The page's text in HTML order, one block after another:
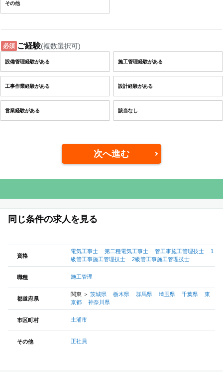
その他
必須 ご経験(複数選択可)
設備管理経験がある 施工管理経験がある
工事作業経験がある 設計経験がある
営業経験がある 該当なし
次へ進む
同じ条件の求人を見る
資格
電気工事士 第二種電気工事士 管工事施工管理技士
1
級管工事施工管理技士
2級管工事施工管理技士
職種 施工管理
都道府県
関東 ＞ 茨城県 栃木県 群馬県 埼玉県 千葉県
東
京都
神奈川県
市区町村 土浦市
その他 正社員